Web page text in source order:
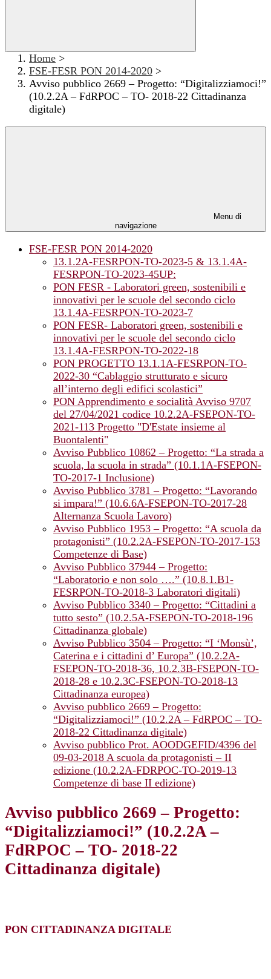
Home >
FSE-FESR PON 2014-2020 >
Avviso pubblico 2669 – Progetto: “Digitalizziamoci!”
(10.2.2A – FdRPOC – TO- 2018-22 Cittadinanza
digitale)
Menu di
navigazione
FSE-FESR PON 2014-2020
13.1.2A-FESRPON-TO-2023-5 & 13.1.4A-
FESRPON-TO-2023-45UP:
PON FESR - Laboratori green, sostenibili e
innovativi per le scuole del secondo ciclo
13.1.4A-FESRPON-TO-2023-7
PON FESR- Laboratori green, sostenibili e
innovativi per le scuole del secondo ciclo
13.1.4A-FESRPON-TO-2022-18
PON PROGETTO 13.1.1A-FESRPON-TO-
2022-30 “Cablaggio strutturato e sicuro
all’interno degli edifici scolastici”
PON Apprendimento e socialità Avviso 9707
del 27/04/2021 codice 10.2.2A-FSEPON-TO-
2021-113 Progetto "D'Estate insieme al
Buontalenti"
Avviso Pubblico 10862 – Progetto: “La strada a
scuola, la scuola in strada” (10.1.1A-FSEPON-
TO-2017-1 Inclusione)
Avviso Pubblico 3781 – Progetto: “Lavorando
si impara!” (10.6.6A-FSEPON-TO-2017-28
Alternanza Scuola Lavoro)
Avviso Pubblico 1953 – Progetto: “A scuola da
protagonisti” (10.2.2A-FSEPON-TO-2017-153
Competenze di Base)
Avviso Pubblico 37944 – Progetto:
“Laboratorio e non solo ….” (10.8.1.B1-
FESRPON-TO-2018-3 Laboratori digitali)
Avviso Pubblico 3340 – Progetto: “Cittadini a
tutto sesto” (10.2.5A-FSEPON-TO-2018-196
Cittadinanza globale)
Avviso Pubblico 3504 – Progetto: “I ‘Monsù’,
Caterina e i cittadini d’ Europa” (10.2.2A-
FSEPON-TO-2018-36, 10.2.3B-FSEPON-TO-
2018-28 e 10.2.3C-FSEPON-TO-2018-13
Cittadinanza europea)
Avviso pubblico 2669 – Progetto:
“Digitalizziamoci!” (10.2.2A – FdRPOC – TO-
2018-22 Cittadinanza digitale)
Avviso pubblico Prot. AOODGEFID/4396 del
09-03-2018 A scuola da protagonisti – II
edizione (10.2.2A-FDRPOC-TO-2019-13
Competenze di base II edizione)
Avviso pubblico 2669 – Progetto:
“Digitalizziamoci!” (10.2.2A –
FdRPOC – TO- 2018-22
Cittadinanza digitale)
PON CITTADINANZA DIGITALE